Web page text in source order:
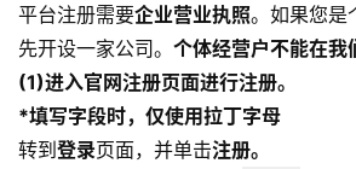
平台注册需要企业营业执照。如果您是
先开设一家公司。 个体经营户不能在我
(1)进入官网注册页面进行注册。
*填写字段时，仅使用拉丁字母
转到登录页面，并单击注册。